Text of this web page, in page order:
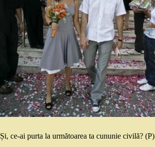
Și, ce-ai purta la următoarea ta cununie civilă? (P)